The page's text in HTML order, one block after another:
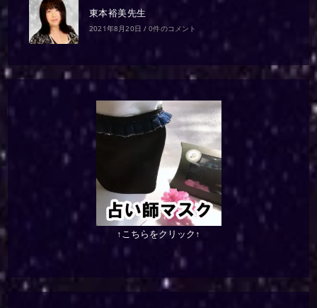
東本裕美先生
2021年8月20日 / 0件のコメント
↑こちらをクリック↑